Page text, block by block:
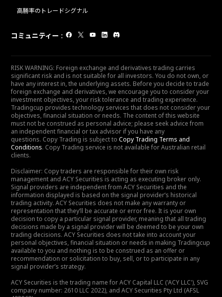
高勝率のトレードシグナル
コミュニティー :
RISK WARNING: Foreign exchange and derivatives trading carries
significant risk and is not suitable for all investors. You do not own, or
have any interest in, the underlying assets. Before you decide to trade
foreign exchange and derivatives, we encourage you to consider your
investment objectives, your risk tolerance and trading experience.
Tradingcup provides technology services that does not consider your
objectives, financial situation or needs. The content of this website
must not be construed as personal advice; please seek advice from
an independent financial or tax advisor if you have any
questions. Copy Trading is subject to Copy Trading Terms and
Conditions. Copy Trading service is not available for Australian retail
clients.
Disclaimer: Copy traders are responsible for their own risk
management and ACY Securities is acting as executing broker only.
Signal providers are independent from ACY Securities and the
information displayed is based on the signal provider’s historical
trading activity. ACY Securities does not make any warranty or
representation that they’ll be accurate or error free. It is your own
decision to copy a particular signal provider, meaning that all trading
decisions made by a signal provider will be deemed to be your own
trading decisions. ACY Securities does not take into account your
personal objectives, financial situation or needs in making Tradingcup
available to you and nothing is to be construed as an offer or
recommendation or solicitation to buy, sell, or to participate in any
signal provider’s strategy.
ACY Securities is the trading name for ACY Capital LLC ('ACY LLC'), SVG
company number: 2610 LLC 2022), and ACY Securities Pty Ltd (AFSL